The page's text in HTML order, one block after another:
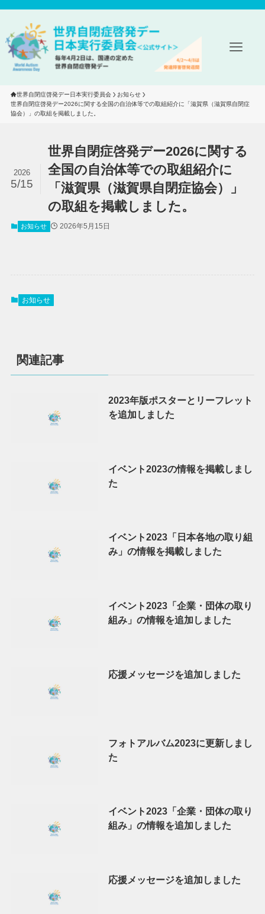
世界自閉症啓発デー日本実行委員会
お知らせ
世界自閉症啓発デー2026に関する全国の自治体等での取組紹介に「滋賀県（滋賀県自閉症
協会）」の取組を掲載しました。
世界自閉症啓発デー2026に関する
全国の自治体等での取組紹介に
「滋賀県（滋賀県自閉症協会）」
の取組を掲載しました。
2026
5/15
お知らせ 2026年5月15日
お知らせ
関連記事
2023年版ポスターとリーフレット
を追加しました
イベント2023の情報を掲載しまし
た
イベント2023「日本各地の取り組
み」の情報を掲載しました
イベント2023「企業・団体の取り
組み」の情報を追加しました
応援メッセージを追加しました
フォトアルバム2023に更新しまし
た
イベント2023「企業・団体の取り
組み」の情報を追加しました
応援メッセージを追加しました